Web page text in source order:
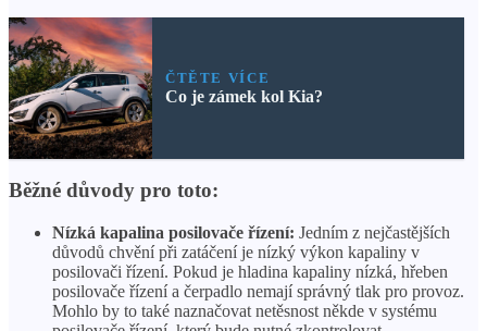
ČTĚTE VÍCE
Co je zámek kol Kia?
Běžné důvody pro toto:
Nízká kapalina posilovače řízení: Jedním z nejčastějších
důvodů chvění při zatáčení je nízký výkon kapaliny v
posilovači řízení. Pokud je hladina kapaliny nízká, hřeben
posilovače řízení a čerpadlo nemají správný tlak pro provoz.
Mohlo by to také naznačovat netěsnost někde v systému